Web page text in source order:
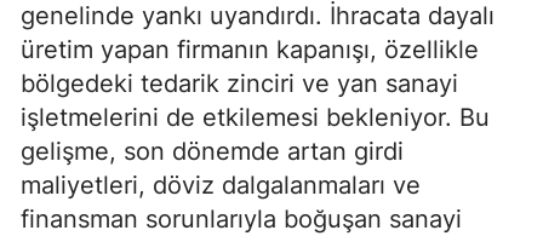
genelinde yankı uyandırdı. İhracata dayalı
üretim yapan firmanın kapanışı, özellikle
bölgedeki tedarik zinciri ve yan sanayi
işletmelerini de etkilemesi bekleniyor. Bu
gelişme, son dönemde artan girdi
maliyetleri, döviz dalgalanmaları ve
finansman sorunlarıyla boğuşan sanayi